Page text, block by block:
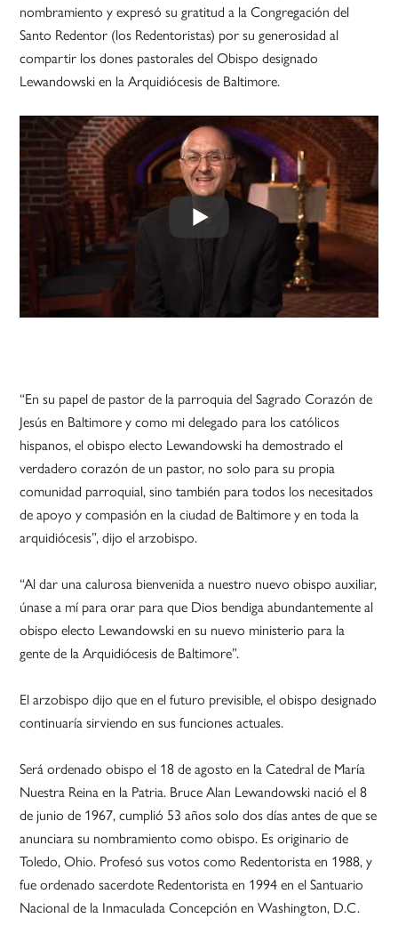
nombramiento y expresó su gratitud a la Congregación del
Santo Redentor (los Redentoristas) por su generosidad al
compartir los dones pastorales del Obispo designado
Lewandowski en la Arquidiócesis de Baltimore.
“En su papel de pastor de la parroquia del Sagrado Corazón de
Jesús en Baltimore y como mi delegado para los católicos
hispanos, el obispo electo Lewandowski ha demostrado el
verdadero corazón de un pastor, no solo para su propia
comunidad parroquial, sino también para todos los necesitados
de apoyo y compasión en la ciudad de Baltimore y en toda la
arquidiócesis”, dijo el arzobispo.
“Al dar una calurosa bienvenida a nuestro nuevo obispo auxiliar,
únase a mí para orar para que Dios bendiga abundantemente al
obispo electo Lewandowski en su nuevo ministerio para la
gente de la Arquidiócesis de Baltimore”.
El arzobispo dijo que en el futuro previsible, el obispo designado
continuaría sirviendo en sus funciones actuales.
Será ordenado obispo el 18 de agosto en la Catedral de María
Nuestra Reina en la Patria. Bruce Alan Lewandowski nació el 8
de junio de 1967, cumplió 53 años solo dos días antes de que se
anunciara su nombramiento como obispo. Es originario de
Toledo, Ohio. Profesó sus votos como Redentorista en 1988, y
fue ordenado sacerdote Redentorista en 1994 en el Santuario
Nacional de la Inmaculada Concepción en Washington, D.C.